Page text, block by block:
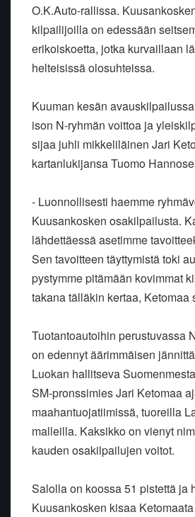
O.K.Auto-rallissa.
kilpailijoilla on edessään
erikoiskoetta, jotka kurvaillaan
helteisissä olosuhteissa.
Kuuman kesän
ison N-ryhmän voittoa ja
sijaa juhli mikkeliläinen Jari
kartanlukijansa Tuomo
- Luonnollisesti haemme
Kuusankosken osakilpailusta.
lähdettäessä asetimme
Sen tavoitteen täyttymistä toki
pystymme pitämään kovimmat
takana tälläkin kertaa, Ketomaa
Tuotantoautoihin perustuvassa
on edennyt äärimmäisen
Luokan hallitseva
SM-pronssimies Jari Ketomaa
maahantuojatiimissä, tuoreilla
malleilla. Kaksikko on vienyt
kauden osakilpailujen voitot.
Salolla on koossa 51 pistettä ja
Kuusankosken kisaa